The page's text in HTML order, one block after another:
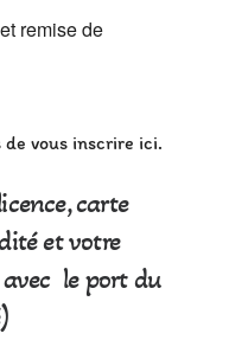
remise de
de vous inscrire ici.
carte
et votre
le port du